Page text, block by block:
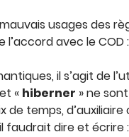
usages des
l’accord avec le COD
il s’agit de
« hiberner » ne
de temps, d’auxiliaire
faudrait dire et écrire